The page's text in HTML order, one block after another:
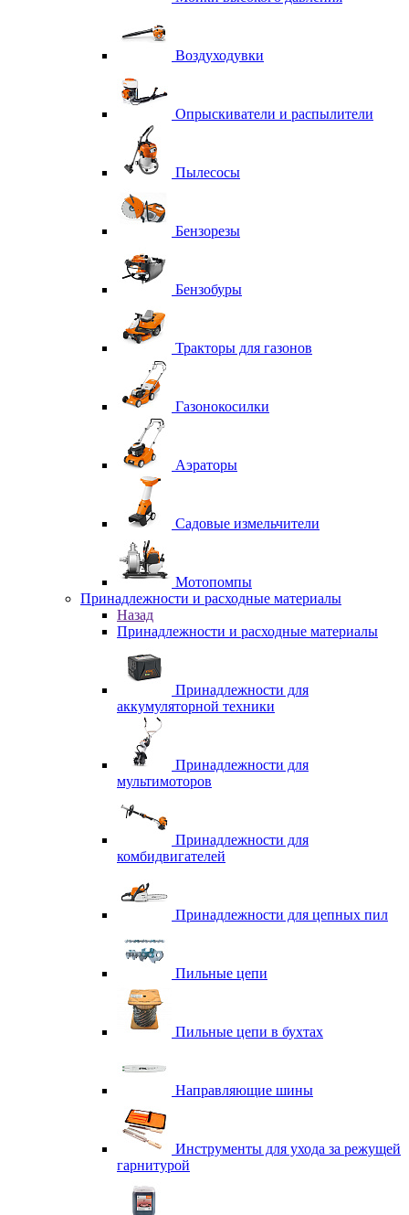
Воздуходувки
Опрыскиватели и распылители
Пылесосы
Бензорезы
Бензобуры
Тракторы для газонов
Газонокосилки
Аэраторы
Садовые измельчители
Мотопомпы
Принадлежности и расходные материалы
Назад
Принадлежности и расходные материалы
Принадлежности для
аккумуляторной техники
Принадлежности для
мультимоторов
Принадлежности для
комбидвигателей
Принадлежности для цепных пил
Пильные цепи
Пильные цепи в бухтах
Направляющие шины
Инструменты для ухода за режущей
гарнитурой